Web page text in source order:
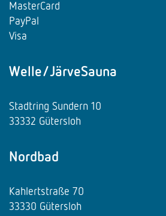
MasterCard
PayPal
Visa
Welle/JärveSauna
Stadtring Sundern 10
33332 Gütersloh
Nordbad
Kahlertstraße 70
33330 Gütersloh